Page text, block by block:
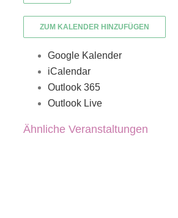
ZUM KALENDER HINZUFÜGEN
Google Kalender
iCalendar
Outlook 365
Outlook Live
Ähnliche Veranstaltungen